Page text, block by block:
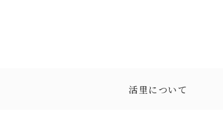
活里について